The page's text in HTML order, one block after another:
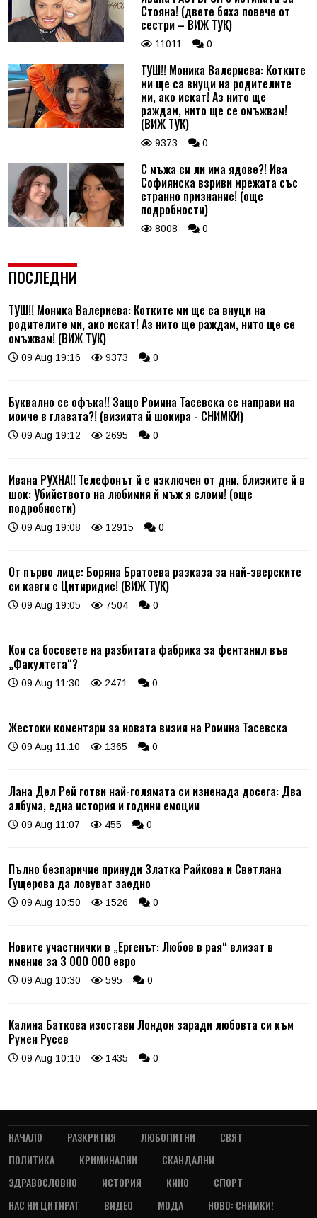
Стояна! (двете бяха повече от
сестри – ВИЖ ТУК)
11011 0
ТУШ!! Моника Валериева: Котките
ми ще са внуци на родителите
ми, ако искат! Аз нито ще
раждам, нито ще се омъжвам!
(ВИЖ ТУК)
9373 0
С мъжа си ли има ядове?! Ива
Софиянска взриви мрежата със
странно признание! (още
подробности)
8008 0
ПОСЛЕДНИ
ТУШ!! Моника Валериева: Котките ми ще са внуци на
родителите ми, ако искат! Аз нито ще раждам, нито ще се
омъжвам! (ВИЖ ТУК)
09 Aug 19:16 9373 0
Буквално се офъка!! Защо Ромина Тасевска се направи на
момче в главата?! (визията й шокира - СНИМКИ)
09 Aug 19:12 2695 0
Ивана РУХНА!! Телефонът й е изключен от дни, близките й в
шок: Убийството на любимия й мъж я сломи! (още
подробности)
09 Aug 19:08 12915 0
От първо лице: Боряна Братоева разказа за най-зверските
си кавги с Цитиридис! (ВИЖ ТУК)
09 Aug 19:05 7504 0
Кои са босовете на разбитата фабрика за фентанил във
„Факултета“?
09 Aug 11:30 2471 0
Жестоки коментари за новата визия на Ромина Тасевска
09 Aug 11:10 1365 0
Лана Дел Рей готви най-голямата си изненада досега: Два
албума, една история и години емоции
09 Aug 11:07 455 0
Пълно безпаричие принуди Златка Райкова и Светлана
Гущерова да ловуват заедно
09 Aug 10:50 1526 0
Новите участнички в „Ергенът: Любов в рая“ влизат в
имение за 3 000 000 евро
09 Aug 10:30 595 0
Калина Баткова изостави Лондон заради любовта си към
Румен Русев
09 Aug 10:10 1435 0
НАЧАЛО РАЗКРИТИЯ ЛЮБОПИТНИ
СВЯТ
ПОЛИТИКА
КРИМИНАЛНИ
СКАНДАЛНИ
ЗДРАВОСЛОВНО
ИСТОРИЯ КИНО
СПОРТ
НАС НИ ЦИТИРАТ
ВИДЕО МОДА НОВО: СНИМКИ!